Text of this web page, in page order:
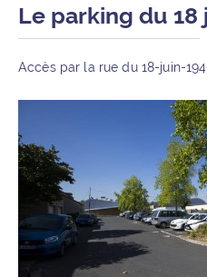
Le parking du 18
Accès par la rue du 18-juin-